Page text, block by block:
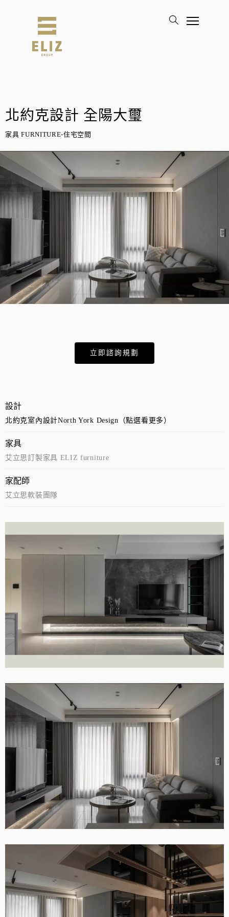
北約克設計 全陽大璽
家具 FURNITURE-住宅空間
立即諮詢規劃
設計
北約克室內設計North York Design（點選看更多）
家具
艾立思訂製家具 ELIZ furniture
家配師
艾立思軟裝團隊